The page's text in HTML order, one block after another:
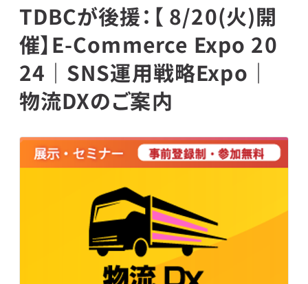
TDBCが後援：【 8/20(火)開
催】E-Commerce Expo 20
24｜SNS運用戦略Expo｜
物流DXのご案内